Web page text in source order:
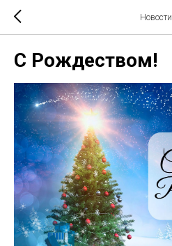
Новости
С Рождеством!